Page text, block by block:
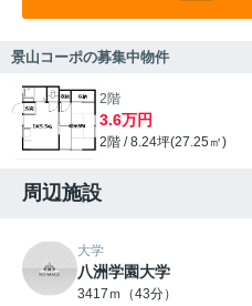
景山コーポの募集中物件
2階
3.6万円
2階 / 8.24坪(27.25㎡)
周辺施設
大学
八洲学園大学
3417ｍ（43分）